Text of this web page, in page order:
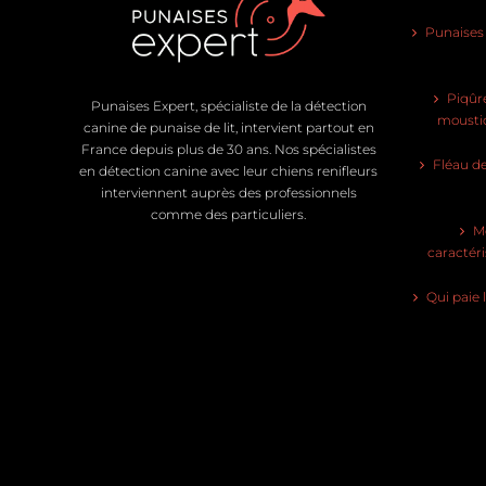
Punaises Expert, spécialiste de la détection
canine de punaise de lit, intervient partout en
France depuis plus de 30 ans. Nos spécialistes
en détection canine avec leur chiens renifleurs
interviennent auprès des professionnels
comme des particuliers.
Fléau
Qui paie